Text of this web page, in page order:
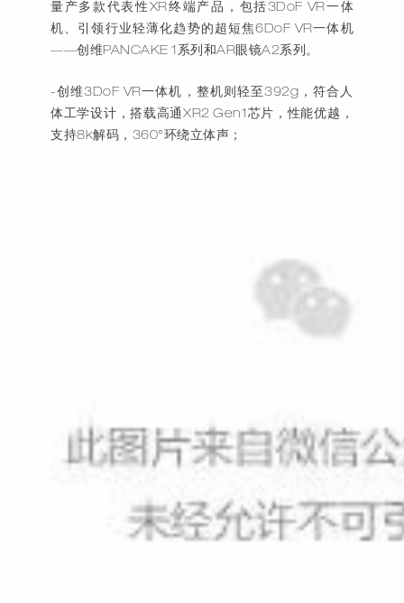
量产多款代表性XR终端产品，包括3DoF VR一体
机、引领行业轻薄化趋势的超短焦6DoF VR一体机
——创维PANCAKE 1系列和AR眼镜A2系列。
-创维3DoF VR一体机，整机则轻至392g，符合人
体工学设计，搭载高通XR2 Gen1芯片，性能优越，
支持8k解码，360°环绕立体声；